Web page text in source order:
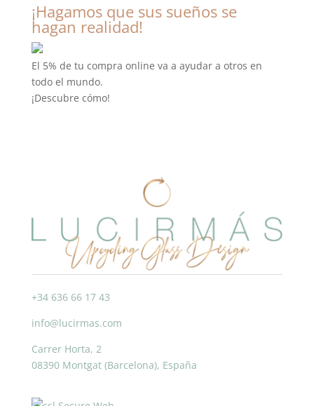
¡Hagamos que sus sueños se
hagan realidad!
El 5% de tu compra online va a ayudar a otros en
todo el mundo.
¡Descubre cómo!
+34 636 66 17 43
info@lucirmas.com
Carrer Horta, 2
08390 Montgat (Barcelona), España